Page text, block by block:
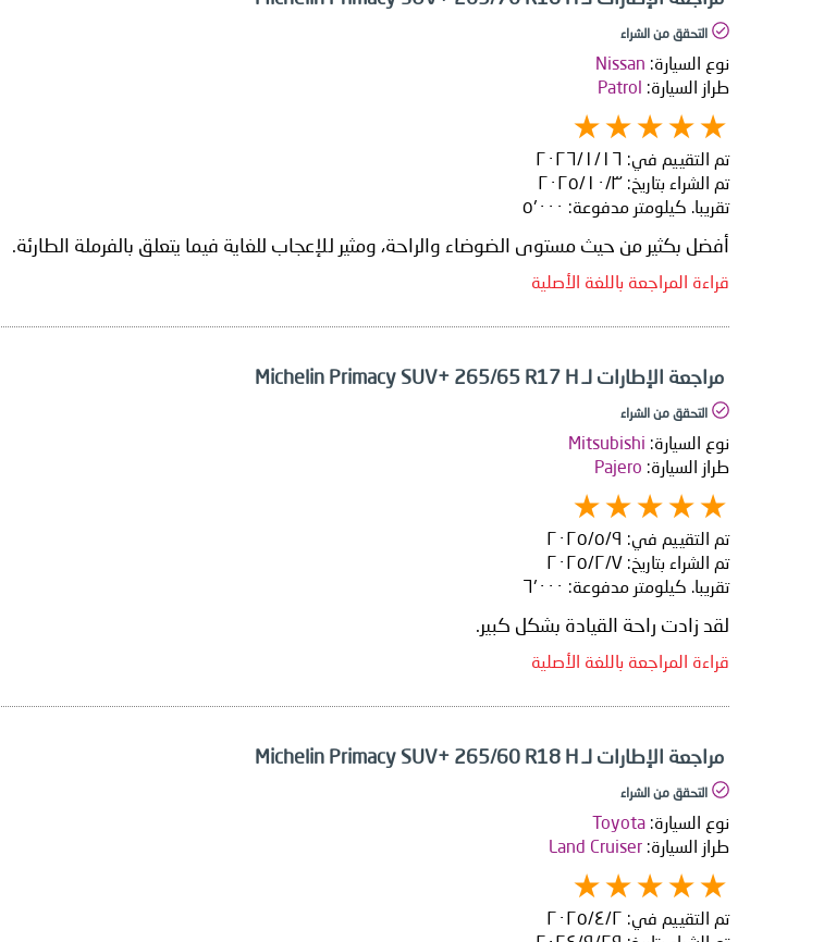
التحقق من الشراء
نوع السيارة: Nissan
طراز السيارة: Patrol
تم التقييم في: ١٦‏/١‏/٢٠٢٦
تم الشراء بتاريخ: ٣‏/١٠‏/٢٠٢٥
تقريبا. كيلومتر مدفوعة: ٥٬٠٠٠
أفضل بكثير من حيث مستوى الضوضاء والراحة، ومثير للإعجاب للغاية فيما يتعلق بالفرملة الطارئة.
قراءة المراجعة باللغة الأصلية
مراجعة الإطارات لـ Michelin Primacy SUV+ 265/65 R17 H
التحقق من الشراء
نوع السيارة: Mitsubishi
طراز السيارة: Pajero
تم التقييم في: ٩‏/٥‏/٢٠٢٥
تم الشراء بتاريخ: ٧‏/٢‏/٢٠٢٥
تقريبا. كيلومتر مدفوعة: ٦٬٠٠٠
لقد زادت راحة القيادة بشكل كبير.
قراءة المراجعة باللغة الأصلية
مراجعة الإطارات لـ Michelin Primacy SUV+ 265/60 R18 H
التحقق من الشراء
نوع السيارة: Toyota
طراز السيارة: Land Cruiser
تم التقييم في: ٢‏/٤‏/٢٠٢٥